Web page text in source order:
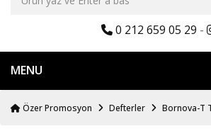
0 212 659 05 29 -
MENU
Özer Promosyon Defterler Bornova-T